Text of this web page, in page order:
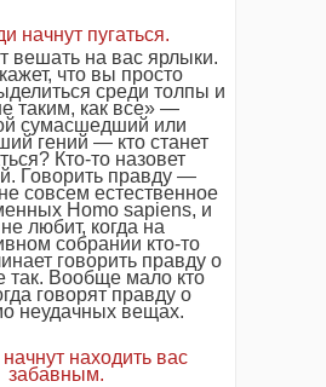
начнут пугаться.
вешать на вас ярлыки.
что вы просто
среди толпы и
таким, как все» —
сумасшедший или
гений — кто станет
Кто-то назовет
Говорить правду —
совсем естественное
Homo sapiens, и
любит, когда на
собрании кто-то
говорить правду о
так. Вообще мало кто
говорят правду о
неудачных вещах.
находить вас
забавным.